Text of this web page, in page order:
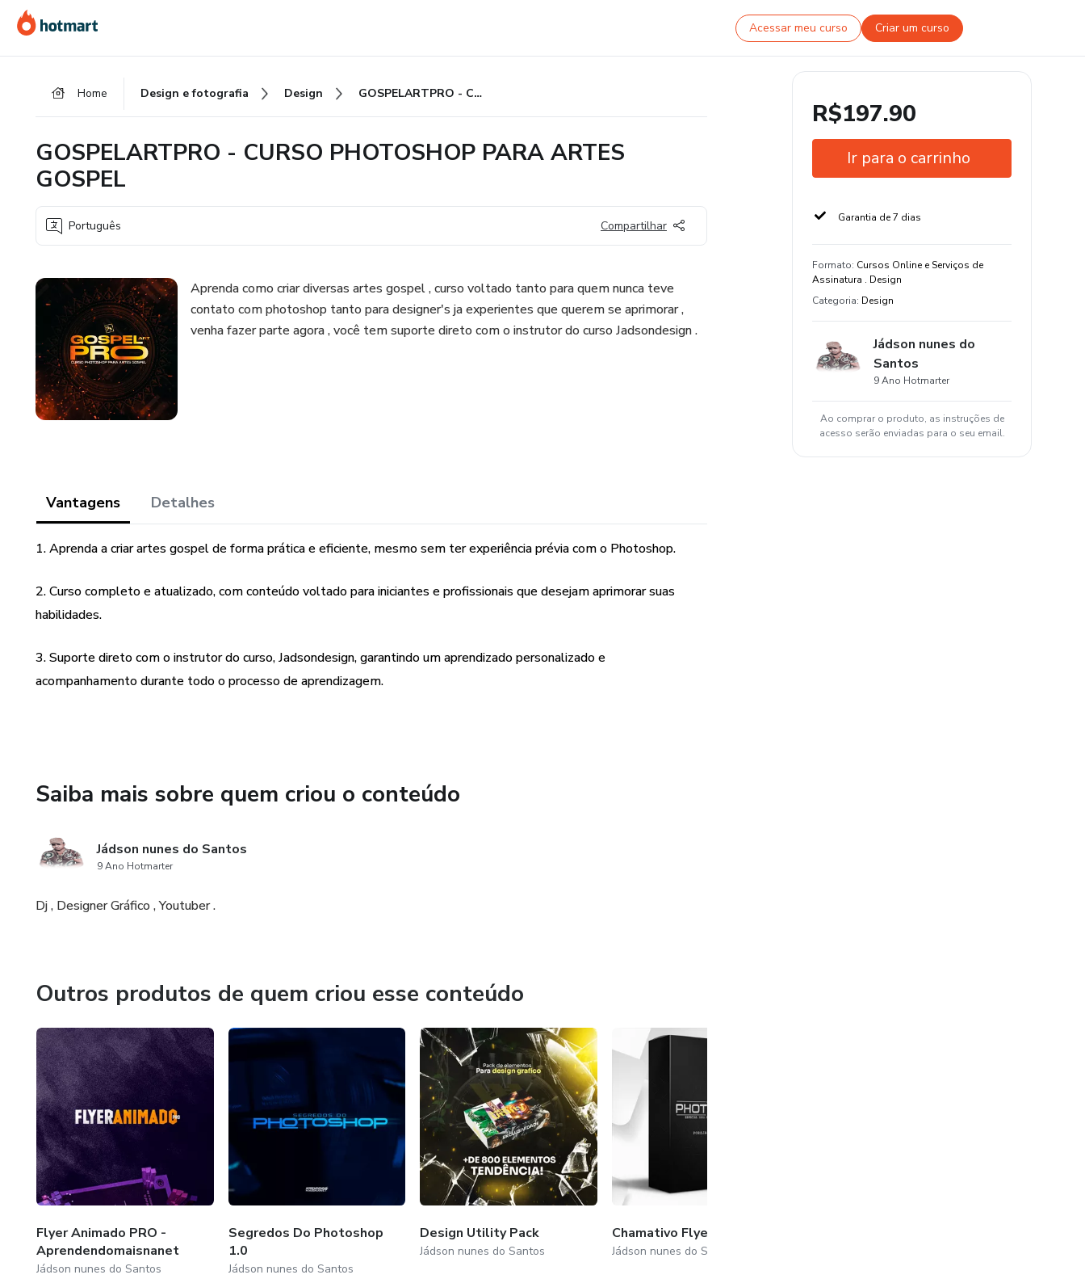
para
o
para
o
para
o
Acessar meu curso Criar um curso
Home Design e fotografia Design GOSPELARTPRO - CURSO PHOTOSHOP PARA ARTES GOSPEL
GOSPELARTPRO - CURSO PHOTOSHOP PARA ARTES
GOSPEL
Português Compartilhar
Aprenda como criar diversas artes gospel , curso voltado tanto para quem nunca teve
contato com photoshop tanto para designer's ja experientes que querem se aprimorar ,
venha fazer parte agora , você tem suporte direto com o instrutor do curso Jadsondesign .
Vantagens Detalhes
1. Aprenda a criar artes gospel de forma prática e eficiente, mesmo sem ter experiência prévia com o Photoshop.
2. Curso completo e atualizado, com conteúdo voltado para iniciantes e profissionais que desejam aprimorar suas
habilidades.
3. Suporte direto com o instrutor do curso, Jadsondesign, garantindo um aprendizado personalizado e
acompanhamento durante todo o processo de aprendizagem.
Saiba mais sobre quem criou o conteúdo
Jádson nunes do Santos
9 Ano Hotmarter
Dj , Designer Gráfico , Youtuber .
Outros produtos de quem criou esse conteúdo
Flyer Animado PRO -
Aprendendomaisnanet
Jádson nunes do Santos
Segredos Do Photoshop
1.0
Jádson nunes do Santos
Design Utility Pack
Jádson nunes do Santos
Chamativo Flyer PRO
Jádson nunes do Santos
R$197.90
Ir para o carrinho
Garantia de 7 dias
Formato: Cursos Online e Serviços de
Assinatura . Design
Categoria: Design
Jádson nunes do
Santos
9 Ano Hotmarter
Ao comprar o produto, as instruções de
acesso serão enviadas para o seu email.